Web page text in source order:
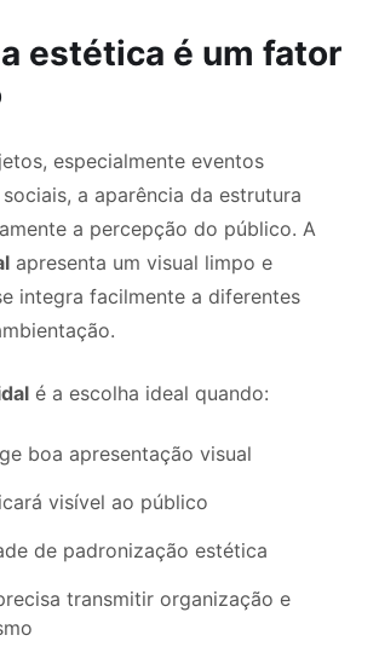
estética é um fator
especialmente eventos
a aparência da estrutura
a percepção do público. A
apresenta um visual limpo e
integra facilmente a diferentes
é a escolha ideal quando:
boa apresentação visual
visível ao público
de padronização estética
transmitir organização e